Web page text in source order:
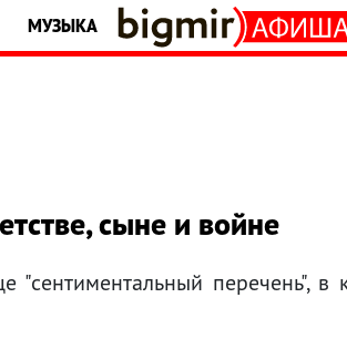
МУЗЫКА
сыне и войне
"сентиментальный перечень", в